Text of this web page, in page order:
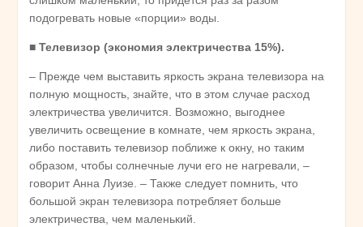
подогревать новые «порции» воды.
■ Телевизор (экономия электричества 15%).
– Прежде чем выставить яркость экрана телевизора на
полную мощность, знайте, что в этом случае расход
электричества увеличится. Возможно, выгоднее
увеличить освещение в комнате, чем яркость экрана,
либо поставить телевизор поближе к окну, но таким
образом, чтобы солнечные лучи его не нагревали, –
говорит Анна Луизе. – Также следует помнить, что
большой экран телевизора потребляет больше
электричества, чем маленький.